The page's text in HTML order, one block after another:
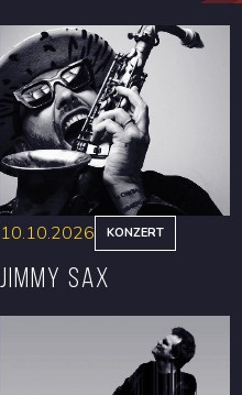
RESERVIEREN
10.10.2026 KONZERT
Jimmy Sax